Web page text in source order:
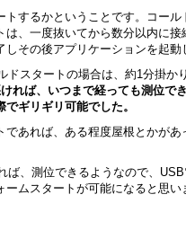
トするかということです。コー
は、一度抜いてから数分以内に
しその後アプリケーションを起動
ドスタートの場合は、約1分掛か
れば、いつまで経っても測位で
ギリギリ可能でした。
であれば、ある程度屋根とかが
ば、測位できるようなので、
ムスタートが可能になると思い